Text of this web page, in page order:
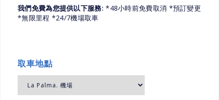
我們免費為您提供以下服務: *48小時前免費取消 *預訂變更
*無限里程 *24/7機場取車
取車地點